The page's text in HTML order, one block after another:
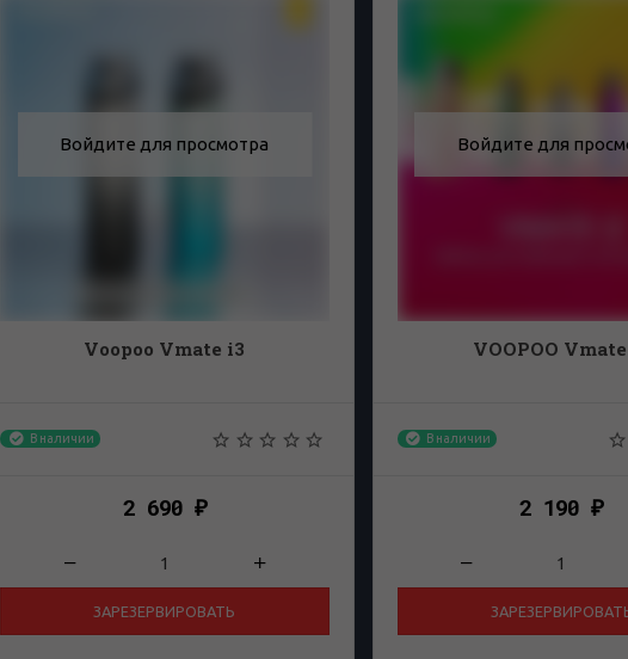
Войдите для просмотра
Voopoo Vmate i3
В наличии
2 690 ₽
ЗАРЕЗЕРВИРОВАТЬ
Войдите для
VOOPOO
В наличии
2 190₽